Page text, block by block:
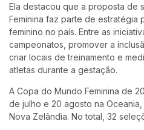
Ela destacou que a proposta de
Feminina faz parte de estratégia
feminino no país. Entre as
campeonatos, promover a
criar locais de treinamento e
atletas durante a gestação.
A Copa do Mundo Feminina de
de julho e 20 agosto na
Nova Zelândia. No total, 32